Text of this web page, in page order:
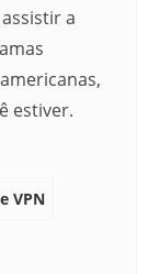
a
estiver.
VPN